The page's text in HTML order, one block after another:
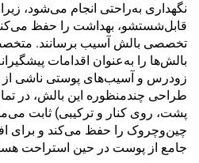
نگهداری به‌راحتی انجام می‌شود،
قابل‌شستشو، بهداشت را حفظ
تخصصی بالش آسیب برسانند.
بالش‌ها را به‌عنوان اقدامات
زودرس و آسیب‌های پوستی ناشی از
طراحی چندمنظوره این بالش، در
پشت، روی کنار و ترکیبی) ثابت
چین‌وچروک را حفظ می‌کند و برای
جامع از پوست در حین استراحت